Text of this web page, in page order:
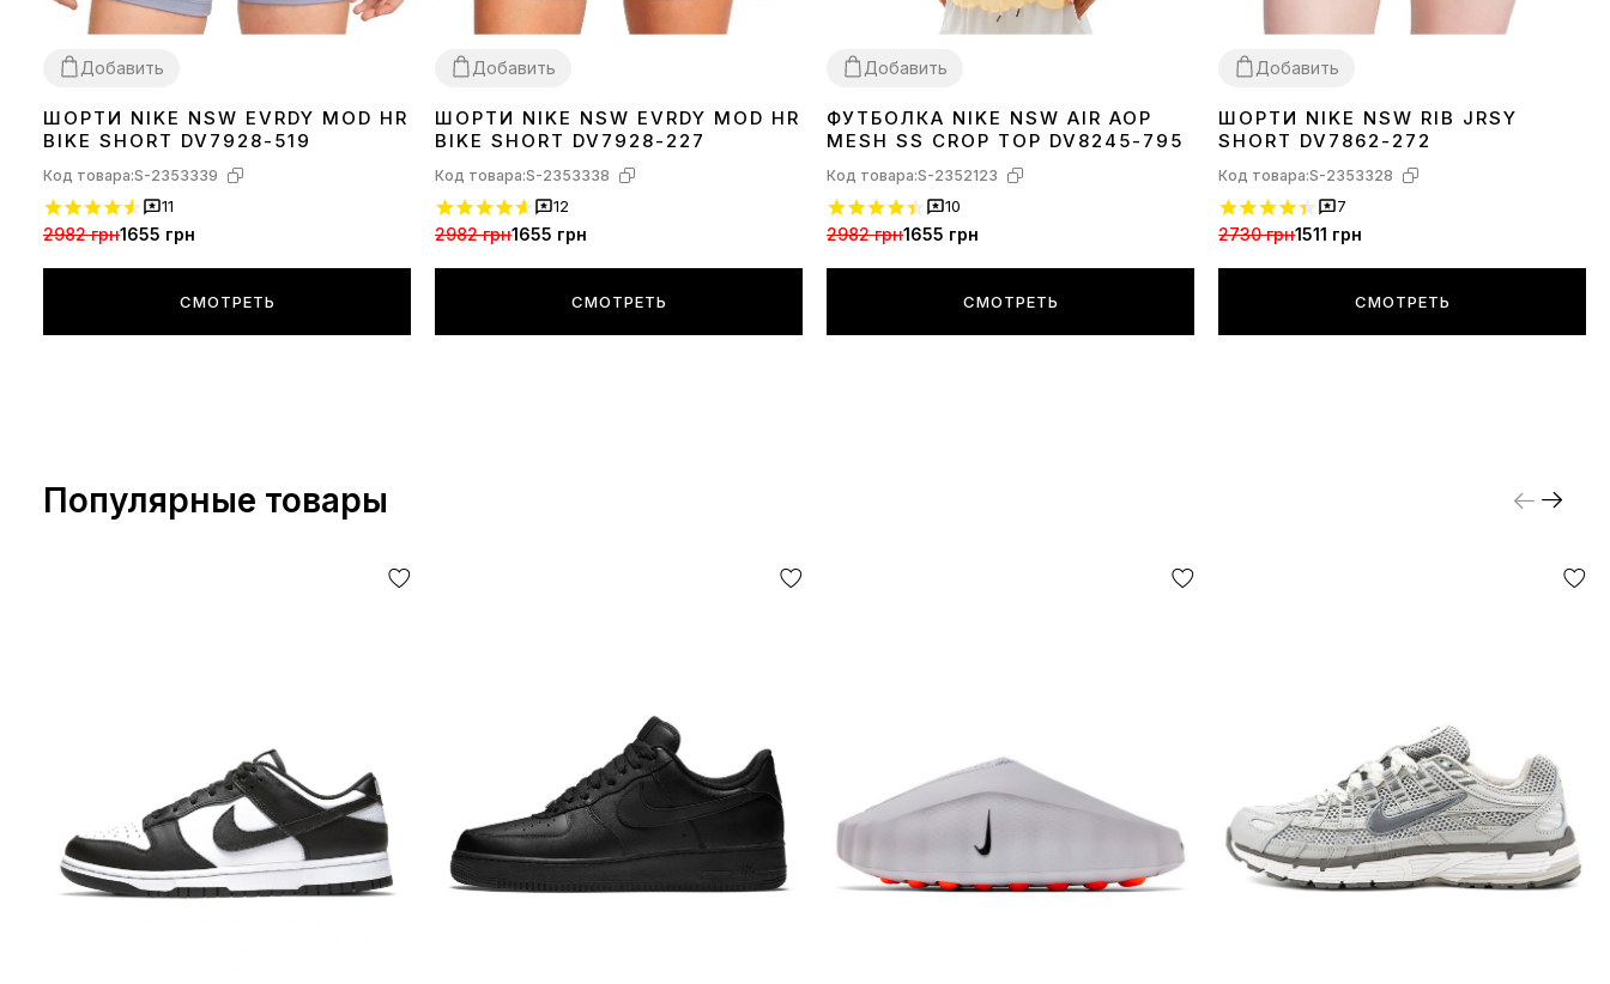
Добавить
XS S M L
ШОРТИ NIKE NSW EVRDY MOD HR
BIKE SHORT DV7928-519
Код товара:S-2353339
11
2982 грн1655 грн
СМОТРЕТЬ
Добавить
XSS M L
ШОРТИ NIKE NSW EVRDY MOD HR
BIKE SHORT DV7928-227
Код товара:S-2353338
12
2982 грн1655 грн
СМОТРЕТЬ
Добавить
XS SML
ФУТБОЛКА NIKE NSW AIR AOP
MESH SS CROP TOP DV8245-795
Код товара:S-2352123
10
2982 грн1655 грн
СМОТРЕТЬ
Добавить
SML
ШОРТИ NIKE NSW RIB JRSY
SHORT DV7862-272
Код товара:S-2353328
7
2730 грн1511 грн
СМОТРЕТЬ
Популярные товары